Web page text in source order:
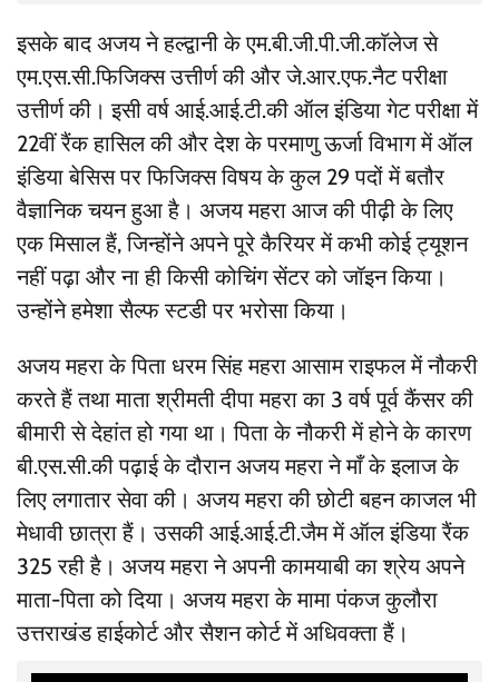
इसके बाद अजय ने हल्द्वानी के एम.बी.जी.पी.जी.काॅलेज से
एम.एस.सी.फिजिक्स उत्तीर्ण की और जे.आर.एफ.नैट परीक्षा
उत्तीर्ण की। इसी वर्ष आई.आई.टी.की ऑल इंडिया गेट परीक्षा में
22वीं रैंक हासिल की और देश के परमाणु ऊर्जा विभाग में ऑल
इंडिया बेसिस पर फिजिक्स विषय के कुल 29 पदों में बतौर
वैज्ञानिक चयन हुआ है। अजय महरा आज की पीढ़ी के लिए
एक मिसाल हैं, जिन्होंने अपने पूरे कैरियर में कभी कोई ट्यूशन
नहीं पढ़ा और ना ही किसी कोचिंग सेंटर को जॉइन किया।
उन्होंने हमेशा सैल्फ स्टडी पर भरोसा किया।
अजय महरा के पिता धरम सिंह महरा आसाम राइफल में नौकरी
करते हैं तथा माता श्रीमती दीपा महरा का 3 वर्ष पूर्व कैंसर की
बीमारी से देहांत हो गया था। पिता के नौकरी में होने के कारण
बी.एस.सी.की पढ़ाई के दौरान अजय महरा ने माँ के इलाज के
लिए लगातार सेवा की। अजय महरा की छोटी बहन काजल भी
मेधावी छात्रा हैं। उसकी आई.आई.टी.जैम में ऑल इंडिया रैंक
325 रही है। अजय महरा ने अपनी कामयाबी का श्रेय अपने
माता-पिता को दिया। अजय महरा के मामा पंकज कुलौरा
उत्तराखंड हाईकोर्ट और सैशन कोर्ट में अधिवक्ता हैं।